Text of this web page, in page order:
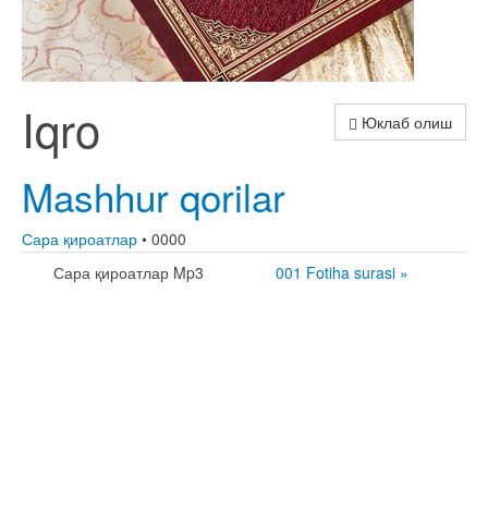
Юклаб олиш
Iqro
Mashhur qorilar
Сара қироатлар • 0000
Сара қироатлар Mp3
001 Fotiha surasi »